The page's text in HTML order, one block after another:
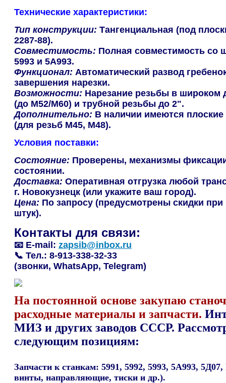
Технические характеристики:
Тип конструкции: Тангенциальная (под
2287-88).
Совместимость: Полная совместимость со
5993 и 5А993.
Функционал: Автоматический развод
завершения нарезки.
Возможности: Нарезание резьбы в широком
(до М52/М60) и трубной резьбы до 2".
Дополнительно: В наличии имеются
(для резьб М45, М48).
Условия поставки:
Состояние: Проверены, механизмы
состоянии.
Доставка: Оперативная отгрузка любой
г. Новокузнецк (или укажите ваш город).
Цена: По запросу (предусмотрены скидки при
штук).
Контакты для связи:
📧 E-mail: zapsib@inbox.ru
📞 Тел.: 8-913-338-32-33
(звонки, WhatsApp, Telegram)
На постоянной основе закупаю
расходные материалы и запчасти.
МИЗ и других заводов СССР.
следующим позициям:
Запчасти к станкам: 5991, 5992, 5993, 5А993,
винты, направляющие, тиски и др.).